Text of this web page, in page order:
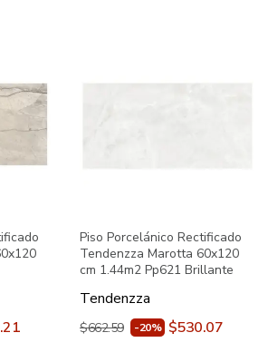
Piso Porcelánico Rectificado
Tendenzza Marotta 60x120
cm 1.44m2 Pp621 Brillante
Tendenzza
$662.59 -20% $530.07